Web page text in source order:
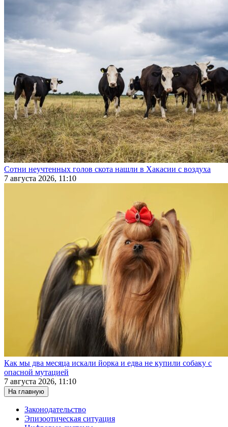
Сотни неучтенных голов скота нашли в Хакасии с воздуха
7 августа 2026, 11:10
Как мы два месяца искали йорка и едва не купили собаку с
опасной мутацией
7 августа 2026, 11:10
На главную
Законодательство
Эпизоотическая ситуация